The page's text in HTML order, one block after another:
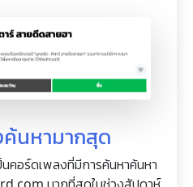
นหามากสุด
คอร์ดเพลงที่มีการค้นหาค้นหา